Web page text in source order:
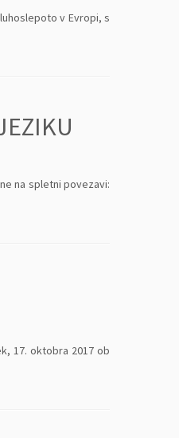
v Evropi, s
na spletni povezavi:
17. oktobra 2017 ob